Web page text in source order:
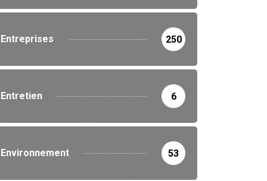
Entreprises 250
Entretien 6
Environnement 53